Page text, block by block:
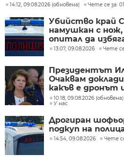
14:12, 09.08.2026 (обновена) Чете се за:
Убийство край
намушкан с нож,
опитал да
13:07, 09.08.2026 Чете
Президентът
Очаквам
какъв е дронът
неговата роля
10:18, 09.08.2026 (обновена)
У нас
Дрогиран
подкуп на
14:54, 09.08.2026 Чете